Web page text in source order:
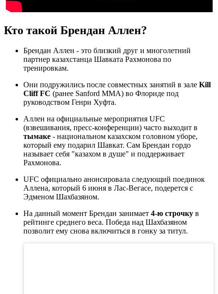
Кто такой Брендан Аллен?
Брендан Аллен - это близкий друг и многолетний
партнер казахстанца Шавката Рахмонова по
тренировкам.
Они подружились после совместных занятий в зале Kill
Cliff FC (ранее Sanford MMA) во Флориде под
руководством Генри Хуфта.
Аллен на официальные мероприятия UFC
(взвешивания, пресс-конференции) часто выходит в
тымаке - национальном казахском головном уборе,
который ему подарил Шавкат. Сам Брендан гордо
называет себя "казахом в душе" и поддерживает
Рахмонова.
UFC официально анонсировала следующий поединок
Аллена, который 6 июня в Лас-Вегасе, подерется с
Эдменом Шахбазяном.
На данный момент Брендан занимает 4-ю строчку в
рейтинге среднего веса. Победа над Шахбазяном
позволит ему снова включиться в гонку за титул.